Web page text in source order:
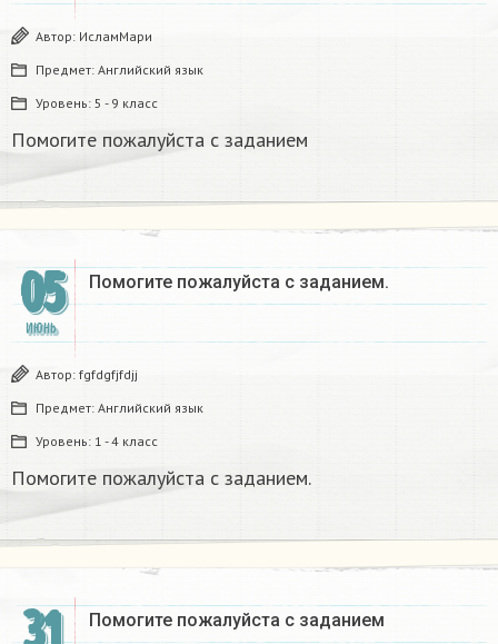
Автор: ИсламМари
Предмет: Английский язык
Уровень: 5 - 9 класс
Помогите пожалуйста с заданием
05
ИЮНЬ
Помогите пожалуйста с заданием.
Автор: fgfdgfjfdjj
Предмет: Английский язык
Уровень: 1 - 4 класс
Помогите пожалуйста с заданием.
Помогите пожалуйста с заданием ​